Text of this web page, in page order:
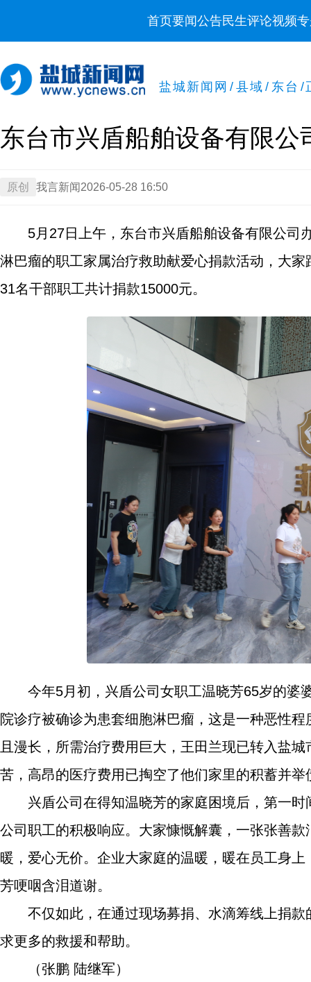
首页要闻公告民生评论视频
盐城新闻网 / 县域 / 东台 /
东台市兴盾船舶设备有限
原创 我言新闻 2026-05-28 16:50
5月27日上午，东台市兴盾船舶设备有限公司
淋巴瘤的职工家属治疗救助献爱心捐款活动，大
31名干部职工共计捐款15000元。
今年5月初，兴盾公司女职工温晓芳65岁的婆
院诊疗被确诊为患套细胞淋巴瘤，这是一种恶性
且漫长，所需治疗费用巨大，王田兰现已转入盐
苦，高昂的医疗费用已掏空了他们家里的积蓄并举
兴盾公司在得知温晓芳的家庭困境后，第一
公司职工的积极响应。大家慷慨解囊，一张张善
暖，爱心无价。企业大家庭的温暖，暖在员工身
芳哽咽含泪道谢。
不仅如此，在通过现场募捐、水滴筹线上捐
求更多的救援和帮助。
（张鹏 陆继军）